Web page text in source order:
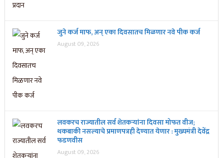
जुने कर्ज माफ, अन् एका दिवसातच मिळणार नवे पीक कर्ज
August 09, 2026
लवकरच राज्यातील सर्व शेतकऱ्यांना दिवसा मोफत वीज;
थकबाकी नसल्याचे प्रमाणपत्रही देण्यात येणार : मुख्यमंत्री देवेंद्र
फडणवीस
August 09, 2026